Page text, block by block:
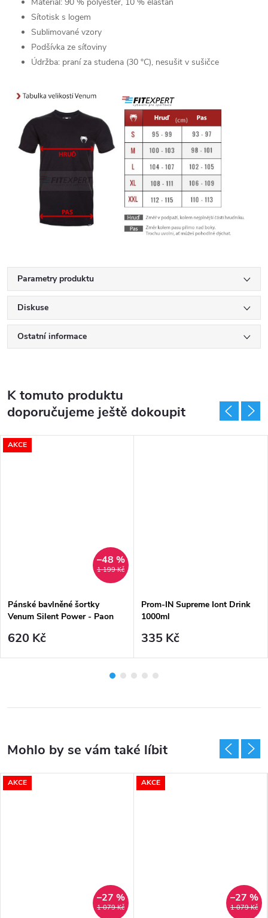
Sítotisk s logem
Sublimované vzory
Podšívka ze síťoviny
Údržba: praní za studena (30 °C), nesušit v sušičce
Parametry produktu
Diskuse
Ostatní informace
K tomuto produktu
doporučujeme ještě dokoupit
AKCE
1 199 Kč
–48 %
Pánské bavlněné šortky
Venum Silent Power - Paon
620 Kč
Prom-IN Supreme Iont Drink
1000ml
335 Kč
AKCE
1 079 Kč
–27 %
AKCE
1 079 Kč
–27 %